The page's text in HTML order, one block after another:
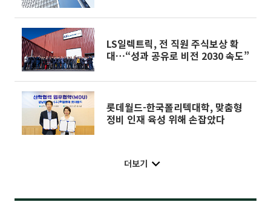
LS일렉트릭, 전 직원 주식보상 확
대…“성과 공유로 비전 2030 속도”
롯데월드-한국폴리텍대학, 맞춤형
정비 인재 육성 위해 손잡았다
더보기